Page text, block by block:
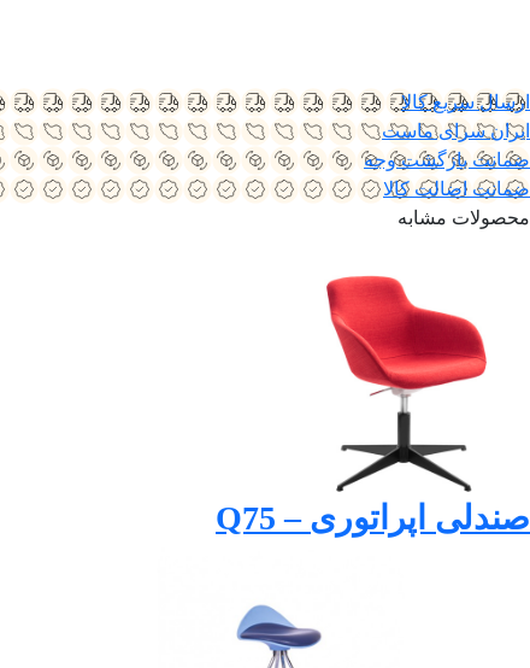
ارسال سریع کالا
ایران سرای ماست
ضمانت بازگشت وجه
ضمانت اضالت کالا
محصولات مشابه
صندلی اپراتوری – Q75